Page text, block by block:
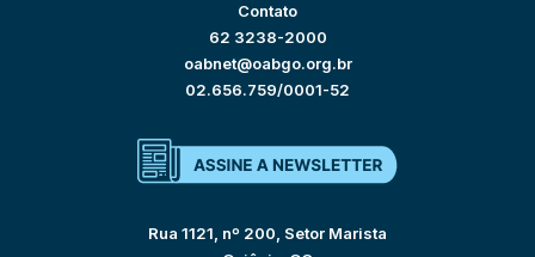
Contato
62 3238-2000
oabnet@oabgo.org.br
02.656.759/0001-52
Rua 1121, nº 200, Setor Marista